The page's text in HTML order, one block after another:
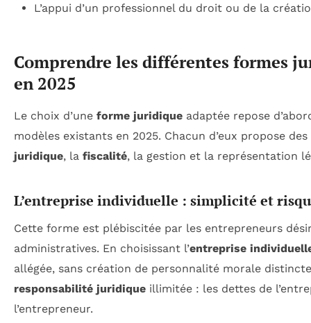
L’appui d’un professionnel du droit ou de la
Comprendre les différentes formes
en 2025
Le choix d’une forme juridique adaptée repose
modèles existants en 2025. Chacun d’eux propose
juridique, la fiscalité, la gestion et la représentation
L’entreprise individuelle : simplicité et
Cette forme est plébiscitée par les entrepreneurs
administratives. En choisissant l’entreprise
allégée, sans création de personnalité morale
responsabilité juridique illimitée : les dettes de
l’entrepreneur.